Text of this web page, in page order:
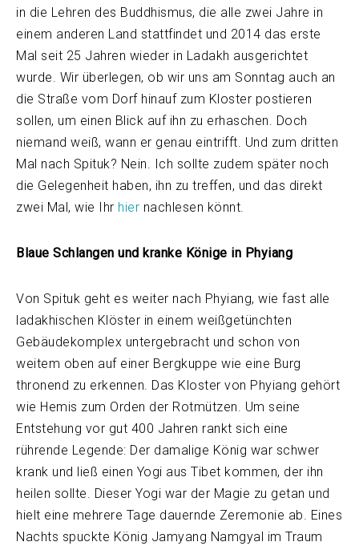
in die Lehren des Buddhismus, die alle zwei Jahre in
einem anderen Land stattfindet und 2014 das erste
Mal seit 25 Jahren wieder in Ladakh ausgerichtet
wurde. Wir überlegen, ob wir uns am Sonntag auch an
die Straße vom Dorf hinauf zum Kloster postieren
sollen, um einen Blick auf ihn zu erhaschen. Doch
niemand weiß, wann er genau eintrifft. Und zum dritten
Mal nach Spituk? Nein. Ich sollte zudem später noch
die Gelegenheit haben, ihn zu treffen, und das direkt
zwei Mal, wie Ihr hier nachlesen könnt.
Blaue Schlangen und kranke Könige in Phyiang
Von Spituk geht es weiter nach Phyiang, wie fast alle
ladakhischen Klöster in einem weißgetünchten
Gebäudekomplex untergebracht und schon von
weitem oben auf einer Bergkuppe wie eine Burg
thronend zu erkennen. Das Kloster von Phyiang gehört
wie Hemis zum Orden der Rotmützen. Um seine
Entstehung vor gut 400 Jahren rankt sich eine
rührende Legende: Der damalige König war schwer
krank und ließ einen Yogi aus Tibet kommen, der ihn
heilen sollte. Dieser Yogi war der Magie zu getan und
hielt eine mehrere Tage dauernde Zeremonie ab. Eines
Nachts spuckte König Jamyang Namgyal im Traum